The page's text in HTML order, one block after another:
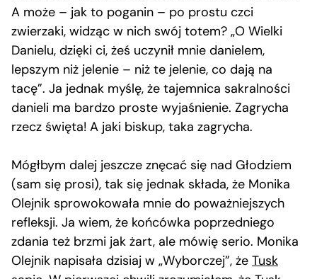
A może – jak to poganin – po prostu czci
zwierzaki, widząc w nich swój totem? „O Wielki
Danielu, dzięki ci, żeś uczynił mnie danielem,
lepszym niż jelenie – niż te jelenie, co dają na
tacę”. Ja jednak myślę, że tajemnica sakralności
danieli ma bardzo proste wyjaśnienie. Zagrycha
rzecz święta! A jaki biskup, taka zagrycha.
Mógłbym dalej jeszcze znęcać się nad Głodziem
(sam się prosi), tak się jednak składa, że Monika
Olejnik sprowokowała mnie do poważniejszych
refleksji. Ja wiem, że końcówka poprzedniego
zdania też brzmi jak żart, ale mówię serio. Monika
Olejnik napisała dzisiaj w „Wyborczej”, że Tusk